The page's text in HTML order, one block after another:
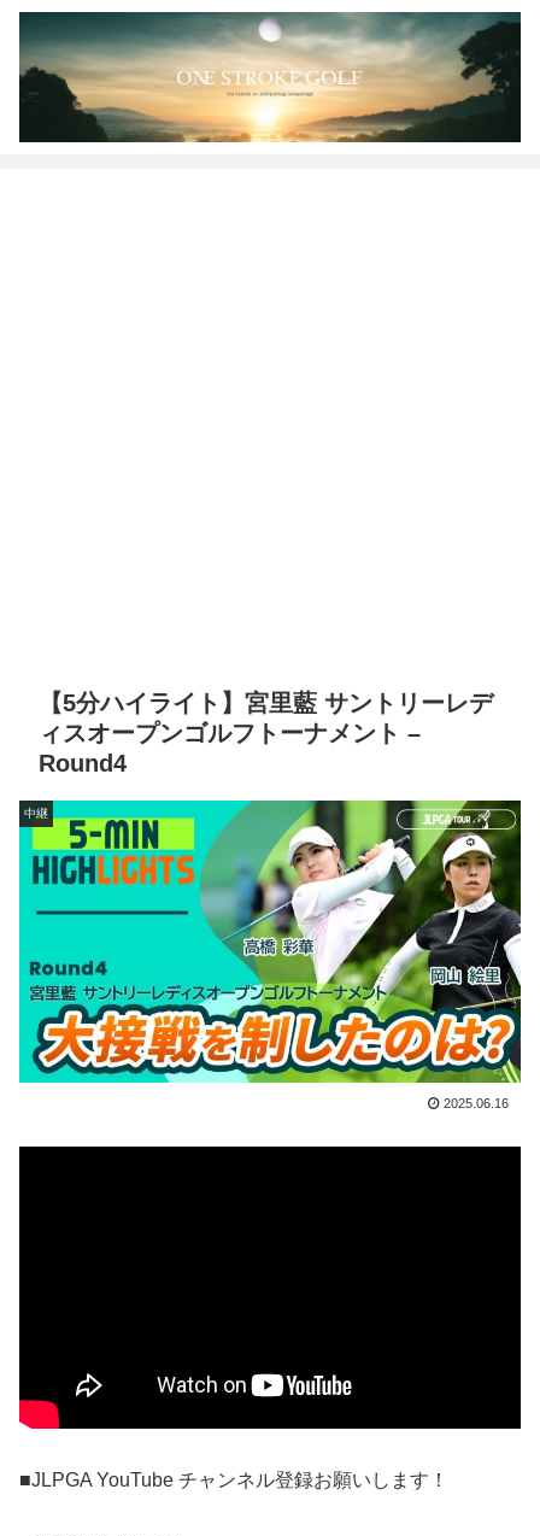
【5分ハイライト】宮里藍 サントリーレデ
ィスオープンゴルフトーナメント –
Round4
中継
2025.06.16
■JLPGA YouTube チャンネル登録お願いします！